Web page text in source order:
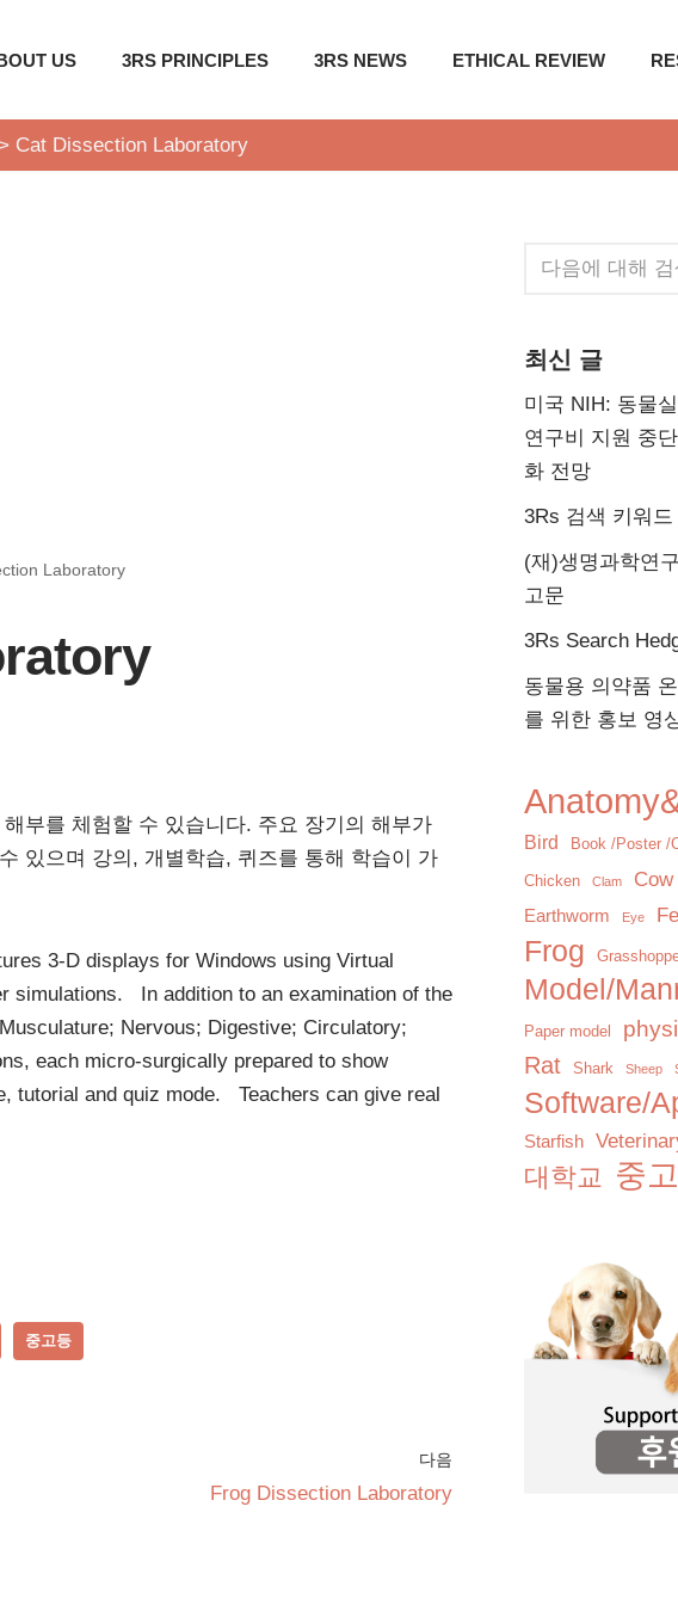
US 3RS PRINCIPLES 3RS NEWS ETHICAL REVIEW
> Cat Dissection Laboratory
Laboratory
부를 체험할 수 있습니다. 주요 장기의 해부가
있으며 강의, 개별학습, 퀴즈를 통해 학습이 가
3-D displays for Windows using Virtual
simulations. In addition to an examination of the
Nervous; Digestive; Circulatory;
each micro-surgically prepared to show
tutorial and quiz mode. Teachers can give real
중고등
다음
Frog Dissection Laboratory
최신 글
미국 NIH: 동물
연구비 지원 중
화 전망
3Rs 검색 키워드
(재)생명과학연
고문
3Rs Search
동물용 의약품
를 위한 홍보 영
Bird Book /Poster /
Chicken Clam Cow
Earthworm Eye
Frog
Model/
Paper model
Rat Shark Sheep
Software/
Starfish
대학교 중